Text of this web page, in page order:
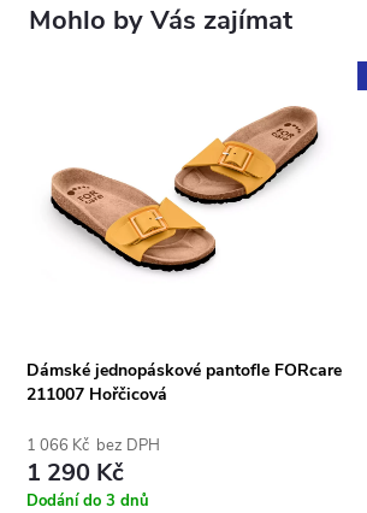
Mohlo by Vás zajímat
Dámské jednopáskové pantofle FORcare
211007 Hořčicová
1 066 Kč bez DPH
1 290 Kč
Dodání do 3 dnů